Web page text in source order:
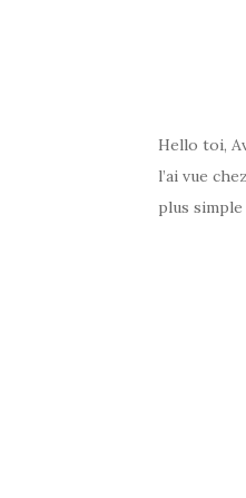
Hello toi,
l’ai vue
plus simple